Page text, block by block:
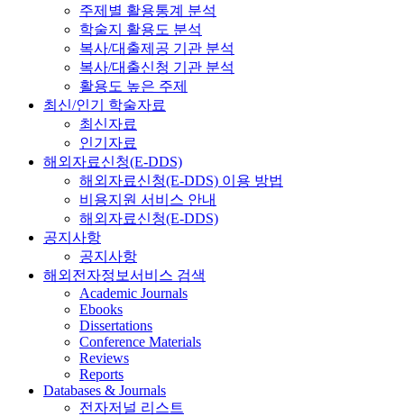
주제별 활용통계 분석
학술지 활용도 분석
복사/대출제공 기관 분석
복사/대출신청 기관 분석
활용도 높은 주제
최신/인기 학술자료
최신자료
인기자료
해외자료신청(E-DDS)
해외자료신청(E-DDS) 이용 방법
비용지원 서비스 안내
해외자료신청(E-DDS)
공지사항
공지사항
해외전자정보서비스 검색
Academic Journals
Ebooks
Dissertations
Conference Materials
Reviews
Reports
Databases & Journals
전자저널 리스트